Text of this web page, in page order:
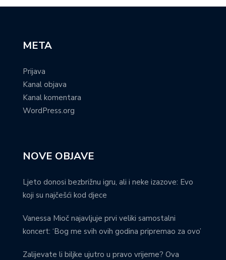
META
Prijava
Kanal objava
Kanal komentara
WordPress.org
NOVE OBJAVE
Ljeto donosi bezbrižnu igru, ali i neke izazove: Evo
koji su najčešći kod djece
Vanessa Mioč najavljuje prvi veliki samostalni
koncert: ‘Bog me svih ovih godina pripremao za ovo’
Zalijevate li biljke ujutro u pravo vrijeme? Ova